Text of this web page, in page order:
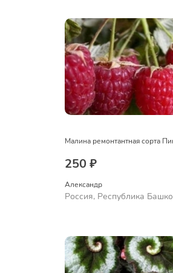
Малина ремонтантная сорта
250 ₽
Александр
Россия, Республика